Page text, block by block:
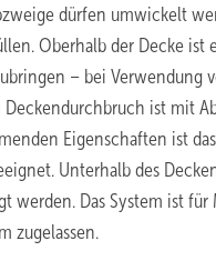
dürfen umwickelt
Oberhalb der Decke ist
– bei
ist mit
Eigenschaften ist
Unterhalb des
Das System ist für
zugelassen.